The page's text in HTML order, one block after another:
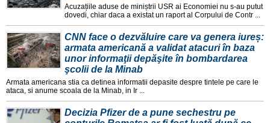
Acuzațiile aduse de miniștrii USR ai Economiei nu s-au putut
dovedi, chiar daca a existat un raport al Corpului de Contr ...
CNN face o dezvăluire care va genera iureș:
armata americană a validat atacuri în baza
unor informaţii depăşite în bombardarea
şcolii de la Minab
Armata americana stia ca detinea informatii depasite despre tintele pe care le
ataca, si anume scoala de la Minab, in Ir ...
Decizia Pfizer de a pune sechestru pe